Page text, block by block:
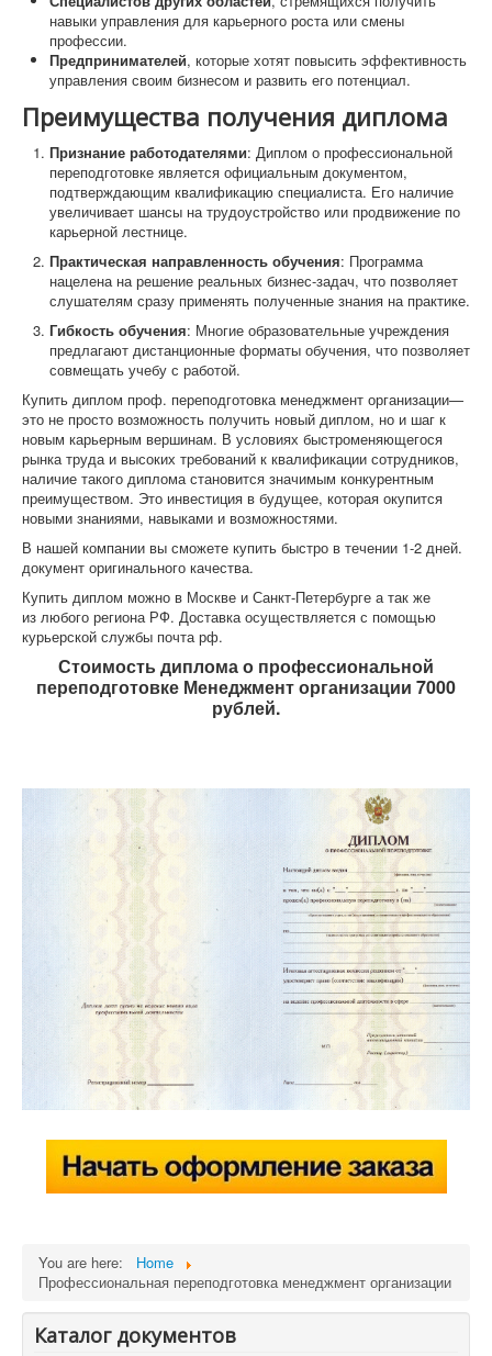
навыки управления для карьерного роста или смены
профессии.
Предпринимателей, которые хотят повысить эффективность
управления своим бизнесом и развить его потенциал.
Преимущества получения диплома
Признание работодателями: Диплом о профессиональной
переподготовке является официальным документом,
подтверждающим квалификацию специалиста. Его наличие
увеличивает шансы на трудоустройство или продвижение по
карьерной лестнице.
Практическая направленность обучения: Программа
нацелена на решение реальных бизнес-задач, что позволяет
слушателям сразу применять полученные знания на практике.
Гибкость обучения: Многие образовательные учреждения
предлагают дистанционные форматы обучения, что позволяет
совмещать учебу с работой.
Купить диплом проф. переподготовка менеджмент организации—
это не просто возможность получить новый диплом, но и шаг к
новым карьерным вершинам. В условиях быстроменяющегося
рынка труда и высоких требований к квалификации сотрудников,
наличие такого диплома становится значимым конкурентным
преимуществом. Это инвестиция в будущее, которая окупится
новыми знаниями, навыками и возможностями.
В нашей компании вы сможете купить быстро в течении 1-2 дней.
документ оригинального качества.
Купить диплом можно в Москве и Санкт-Петербурге а так же
из любого региона РФ. Доставка осуществляется с помощью
курьерской службы почта рф.
Стоимость диплома о профессиональной
переподготовке Менеджмент организации 7000
рублей.
You are here:
Home
Профессиональная переподготовка менеджмент организации
Каталог документов